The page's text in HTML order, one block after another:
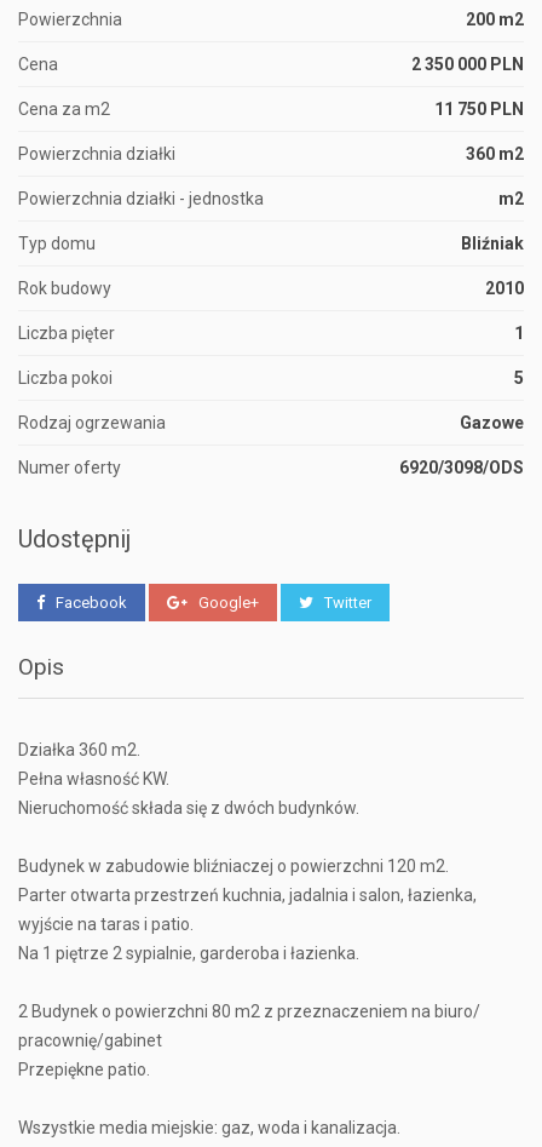
Powierzchnia 200 m2
Cena 2 350 000 PLN
Cena za m2 11 750 PLN
Powierzchnia działki 360 m2
Powierzchnia działki - jednostka m2
Typ domu Bliźniak
Rok budowy 2010
Liczba pięter 1
Liczba pokoi 5
Rodzaj ogrzewania Gazowe
Numer oferty 6920/3098/ODS
Udostępnij
Facebook Google+ Twitter
Opis
Działka 360 m2.
Pełna własność KW.
Nieruchomość składa się z dwóch budynków.
Budynek w zabudowie bliźniaczej o powierzchni 120 m2.
Parter otwarta przestrzeń kuchnia, jadalnia i salon, łazienka,
wyjście na taras i patio.
Na 1 piętrze 2 sypialnie, garderoba i łazienka.
2 Budynek o powierzchni 80 m2 z przeznaczeniem na biuro/
pracownię/gabinet
Przepiękne patio.
Wszystkie media miejskie: gaz, woda i kanalizacja.